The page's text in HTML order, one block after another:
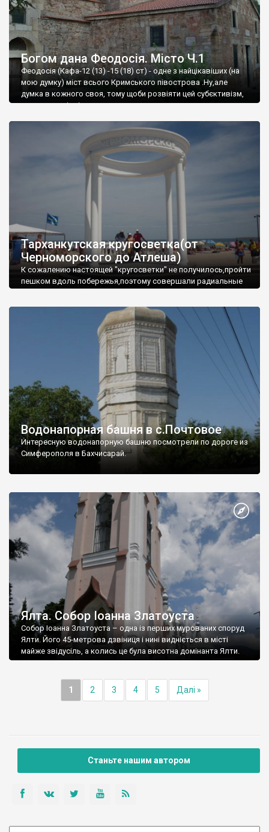
Богом дана Феодосія. Місто Ч.1
Феодосія (Кафа-12 (13) -15 (18) ст) - одне з найцікавіших (на
мою думку) міст всього Кримського півострова .Ну,але
думка в кожного своя, тому щоби розвіяти цей субєктивізм,
запрошую відвідати це
Тарханкутская кругосветка(от
Черноморского до Атлеша)
К сожалению настоящей "кругосветки" не получилось,пройти
пешком вдоль побережья,поэтому совершали радиальные
Водонапорная башня в с.Почтовое
Интересную водонапорную башню посмотрели по дороге из
Симферополя в Бахчисарай.
Ялта. Собор Іоанна Златоуста
Собор Іоанна Златоуста – одна із перших мурованих споруд
Ялти. Його 45-метрова дзвіниця і нині видніється в місті
майже звідусіль, а колись це була висотна домінанта Ялти.
1 2 3 4 5 Далі »
Станьте нашим автором